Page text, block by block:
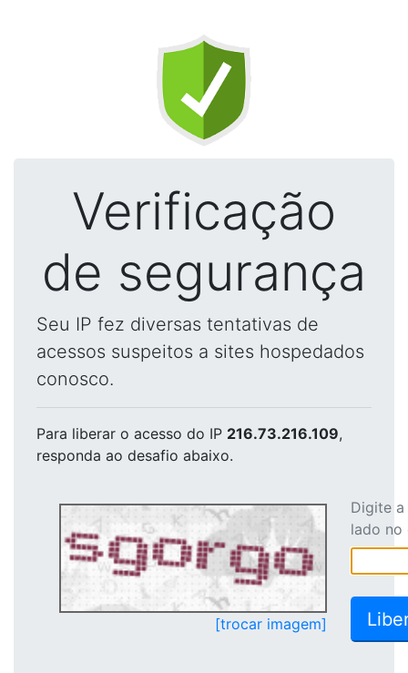
Verificação
de segurança
Seu IP fez diversas tentativas de
acessos suspeitos a sites hospedados
conosco.
Para liberar o acesso do IP 216.73.216.109,
responda ao desafio abaixo.
[trocar imagem]
Digite
lado no